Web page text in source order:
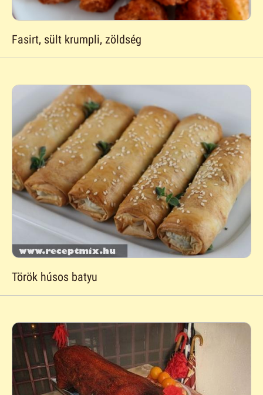
Fasirt, sült krumpli, zöldség
Török húsos batyu